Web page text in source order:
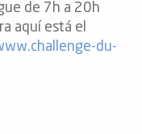
de 7h a 20h
aquí está el
du-